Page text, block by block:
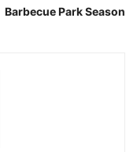
Barbecue Park Season